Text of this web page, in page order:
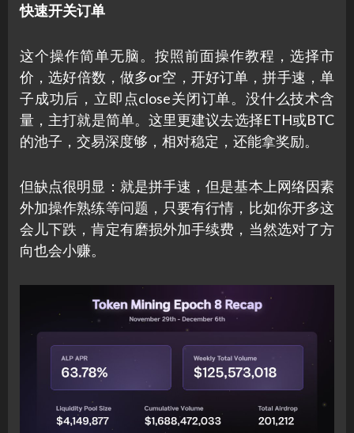
快速开关订单
这个操作简单无脑。按照前面操作教程，选择市
价，选好倍数，做多or空，开好订单，拼手速，单
子成功后，立即点close关闭订单。没什么技术含
量，主打就是简单。这里更建议去选择ETH或BTC
的池子，交易深度够，相对稳定，还能拿奖励。
但缺点很明显：就是拼手速，但是基本上网络因素
外加操作熟练等问题，只要有行情，比如你开多这
会儿下跌，肯定有磨损外加手续费，当然选对了方
向也会小赚。